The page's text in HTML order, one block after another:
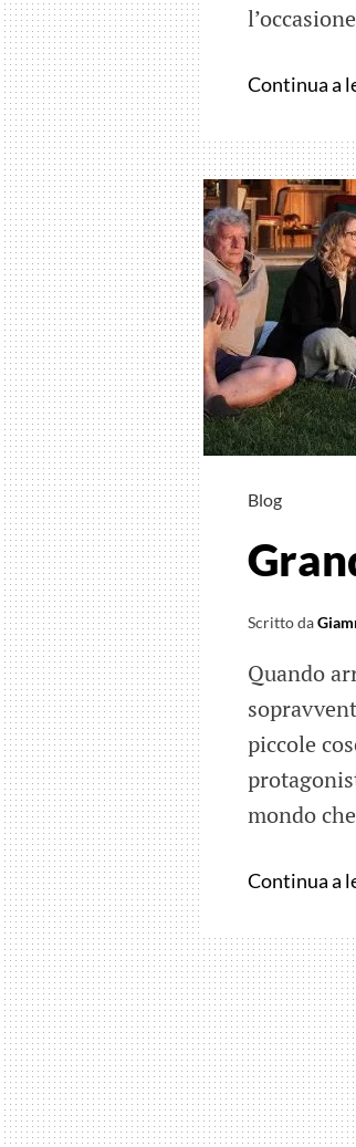
Continua a
Blog
Scritto da
Quando
piccole
mondo
Continua a